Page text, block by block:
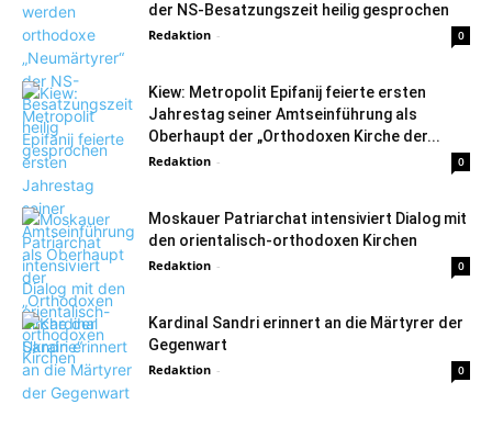
der NS-Besatzungszeit heilig gesprochen
Redaktion - 0
Kiew: Metropolit Epifanij feierte ersten
Jahrestag seiner Amtseinführung als
Oberhaupt der „Orthodoxen Kirche der...
Redaktion - 0
Moskauer Patriarchat intensiviert Dialog mit
den orientalisch-orthodoxen Kirchen
Redaktion - 0
Kardinal Sandri erinnert an die Märtyrer der
Gegenwart
Redaktion - 0